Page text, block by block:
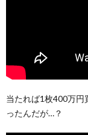
当たれば1枚400万円
ったんだが…？